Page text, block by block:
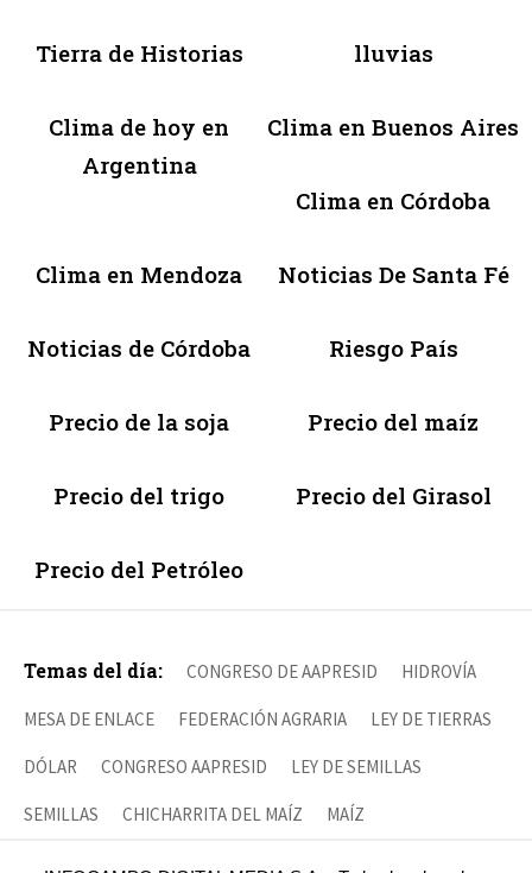
Tierra de Historias lluvias
Clima de hoy en
Argentina
Clima en Buenos Aires
Clima en Córdoba
Clima en Mendoza Noticias De Santa Fé
Noticias de Córdoba Riesgo País
Precio de la soja Precio del maíz
Precio del trigo Precio del Girasol
Precio del Petróleo
Temas del día: CONGRESO DE AAPRESID HIDROVÍA
MESA DE ENLACE FEDERACIÓN AGRARIA LEY DE TIERRAS
DÓLAR CONGRESO AAPRESID LEY DE SEMILLAS
SEMILLAS CHICHARRITA DEL MAÍZ MAÍZ